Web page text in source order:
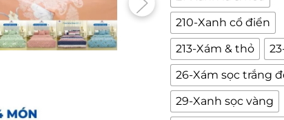
210-Xanh cổ điển
213-Xám & thỏ
26-Xám sọc trắng
29-Xanh sọc vàng